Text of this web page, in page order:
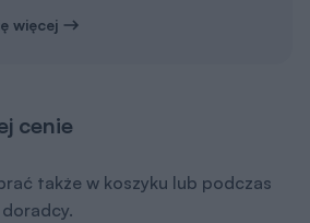
więcej
cenie
także w koszyku lub podczas